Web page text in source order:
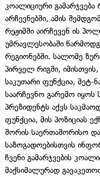
კოალიციური
არჩევნებში, ამის
რეჟიმში აირჩევენ ის
უმრავლესობაში
რეგიონებში. სალომე
პირველ რიგში,
საკუთარი ფუნქცია,
საარჩევნო გარემო იყოს
პრეზიდენტს აქვს
ფუნქცია, მის პოზიციას
შორის საერთაშორისო
საზოგადოებისთვის
ჩვენი გამარჯვების
მაქსიმალურად